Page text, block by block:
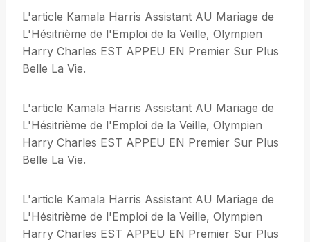
L'article Kamala Harris Assistant AU Mariage de
L'Hésitrième de l'Emploi de la Veille, Olympien
Harry Charles EST APPEU EN Premier Sur Plus
Belle La Vie.
L'article Kamala Harris Assistant AU Mariage de
L'Hésitrième de l'Emploi de la Veille, Olympien
Harry Charles EST APPEU EN Premier Sur Plus
Belle La Vie.
L'article Kamala Harris Assistant AU Mariage de
L'Hésitrième de l'Emploi de la Veille, Olympien
Harry Charles EST APPEU EN Premier Sur Plus